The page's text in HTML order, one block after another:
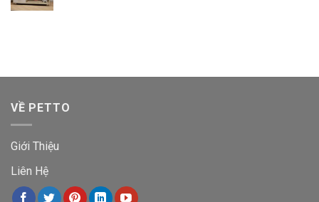
VỀ PETTO
Giới Thiệu
Liên Hệ